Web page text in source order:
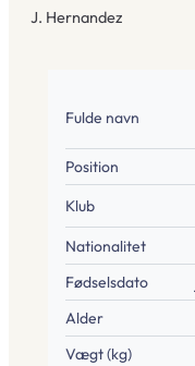
J. Hernandez
Fulde navn
Position
Klub
Nationalitet
Fødselsdato
Alder
Vægt (kg)